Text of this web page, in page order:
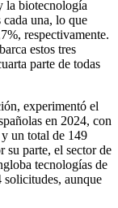
la biotecnología
una, lo que
respectivamente.
estos tres
parte de todas
experimentó el
en 2024, con
un total de 149
su parte, el sector de
tecnologías de
solicitudes, aunque